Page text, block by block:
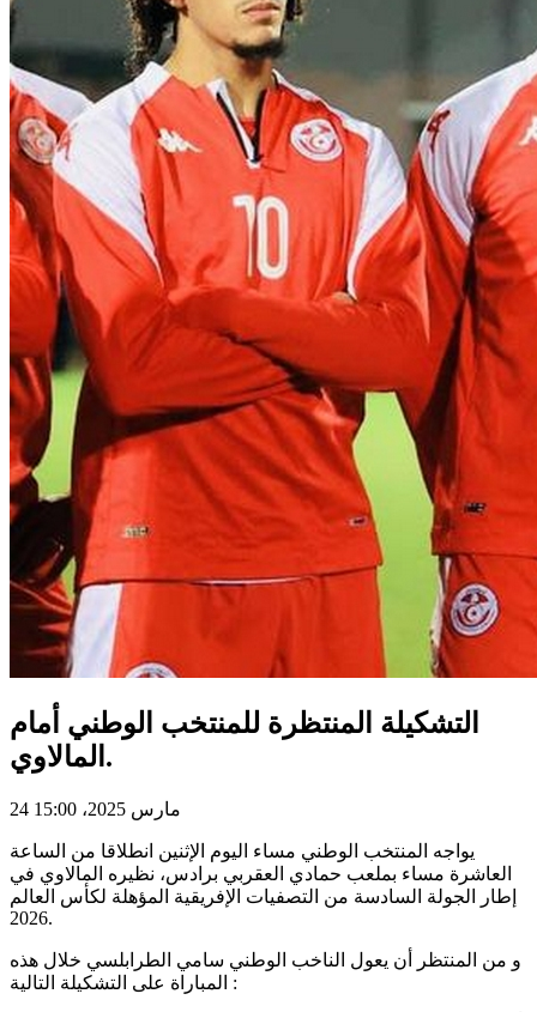
التشكيلة المنتظرة للمنتخب الوطني أمام
المالاوي.
24 مارس 2025، 15:00
يواجه المنتخب الوطني مساء اليوم الإثنين انطلاقا من الساعة
العاشرة مساء بملعب حمادي العقربي برادس، نظيره المالاوي في
إطار الجولة السادسة من التصفيات الإفريقية المؤهلة لكأس العالم
2026.
و من المنتظر أن يعول الناخب الوطني سامي الطرابلسي خلال هذه
المباراة على التشكيلة التالية :